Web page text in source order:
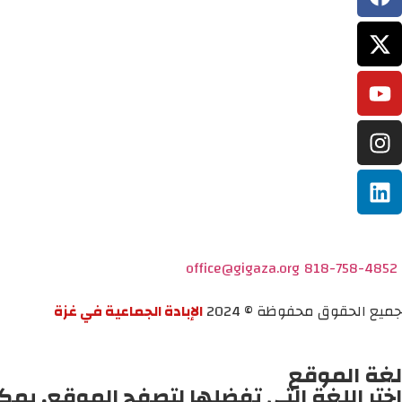
818-758-4852
office@gigaza.org
جميع الحقوق محفوظة © 2024
الإبادة الجماعية في غزة
لغة الموقع